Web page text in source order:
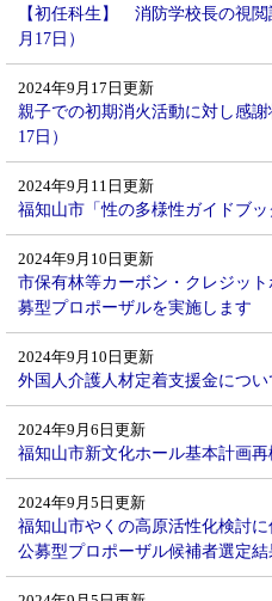
【初任科生】 消防学校長の視
月17日）
2024年9月17日更新
親子での初期消火活動に対し感
17日）
2024年9月11日更新
福知山市「性の多様性ガイドブ
2024年9月10日更新
市保有林等カーボン・クレジッ
募型プロポーザルを実施します
2024年9月10日更新
外国人介護人材定着支援金につい
2024年9月6日更新
福知山市新文化ホール基本計画
2024年9月5日更新
福知山市やくの高原活性化検討
公募型プロポーザル候補者選定結